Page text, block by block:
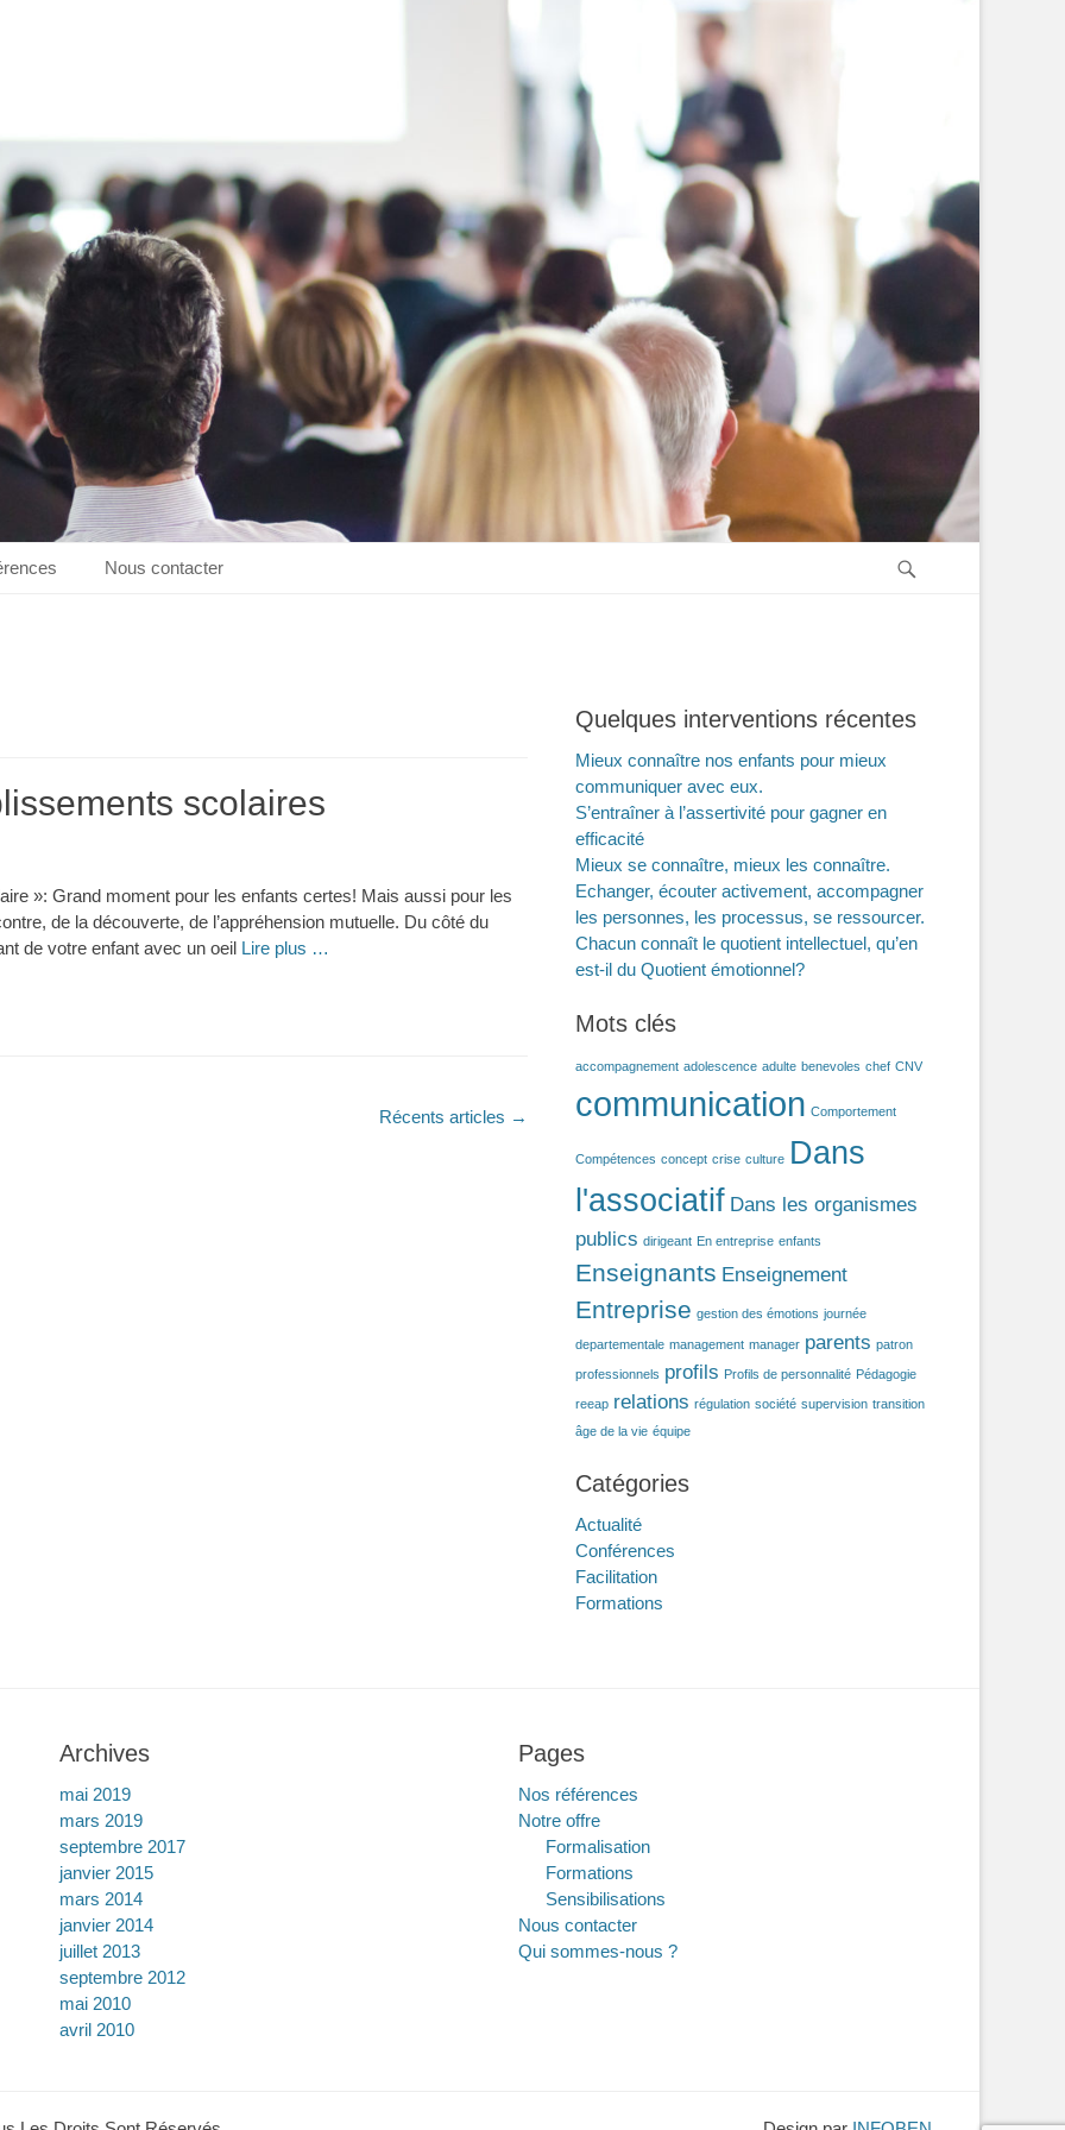
Nous contacter
scolaires
»: Grand moment pour les enfants certes! Mais aussi pour les
de la découverte, de l’appréhension mutuelle. Du côté du
de votre enfant avec un oeil Lire plus …
Récents articles →
Quelques interventions récentes
Mieux connaître nos enfants pour mieux
communiquer avec eux.
S’entraîner à l’assertivité pour gagner en
efficacité
Mieux se connaître, mieux les connaître.
Echanger, écouter activement, accompagner
les personnes, les processus, se ressourcer.
Chacun connaît le quotient intellectuel, qu’en
est-il du Quotient émotionnel?
Mots clés
accompagnement adolescence adulte benevoles chef CNV
communication Comportement
Compétences concept crise culture Dans
l'associatif Dans les organismes
publics dirigeant En entreprise enfants
Enseignants Enseignement
Entreprise gestion des émotions journée
departementale management manager parents patron
professionnels profils Profils de personnalité Pédagogie
reeap relations régulation société supervision transition
âge de la vie équipe
Catégories
Actualité
Conférences
Facilitation
Formations
Archives
mai 2019
mars 2019
septembre 2017
janvier 2015
mars 2014
janvier 2014
juillet 2013
septembre 2012
mai 2010
avril 2010
Pages
Nos références
Notre offre
Formalisation
Formations
Sensibilisations
Nous contacter
Qui sommes-nous ?